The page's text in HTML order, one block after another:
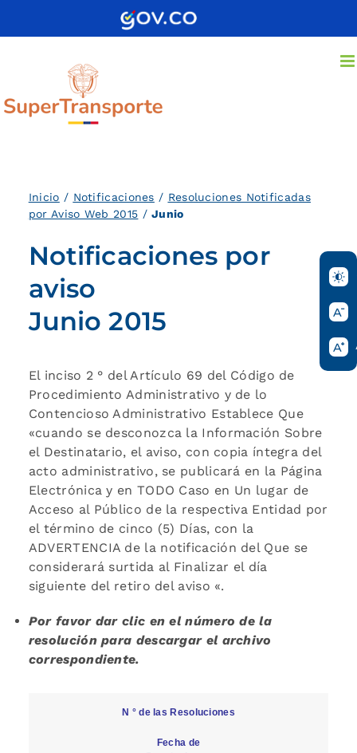
Inicio / Notificaciones / Resoluciones Notificadas
por Aviso Web 2015 /Junio
Notificaciones por
aviso
Junio 2015
El inciso 2 ° del Artículo 69 del Código de
Procedimiento Administrativo y de lo
Contencioso Administrativo Establece Que
«cuando se desconozca la Información Sobre
el Destinatario, el aviso, con copia íntegra del
acto administrativo, se publicará en la Página
Electrónica y en TODO Caso en Un lugar de
Acceso al Público de la respectiva Entidad por
el término de cinco (5) Días, con la
ADVERTENCIA de la notificación del Que se
considerará surtida al Finalizar el día
siguiente del retiro del aviso «.
Por favor dar clic en el número de la
resolución para descargar el archivo
correspondiente.
N ° de las Resoluciones
Fecha de